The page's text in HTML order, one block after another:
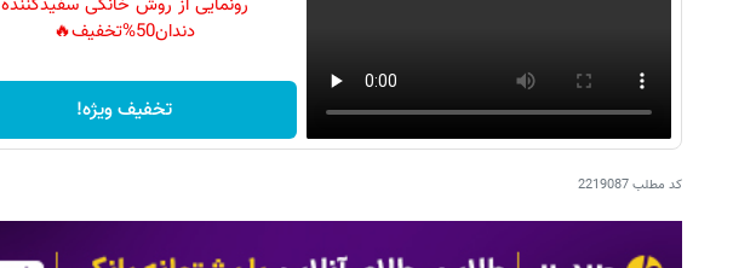
دندان50%تخفیف🔥
تخفیف ویژه!
کد مطلب2219087